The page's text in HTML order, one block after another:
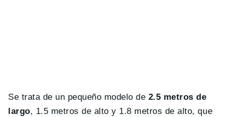
Se trata de un pequeño modelo de 2.5 metros de
largo, 1.5 metros de alto y 1.8 metros de alto, que